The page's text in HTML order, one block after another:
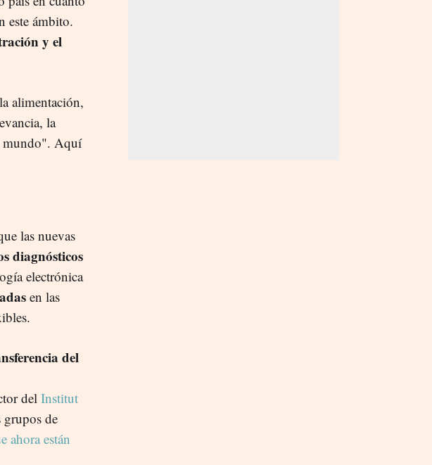
este ámbito.
y el
alimentación,
la
mundo". Aquí
las nuevas
diagnósticos
electrónica
en las
del
delInstitut
de
ahora están